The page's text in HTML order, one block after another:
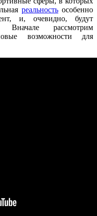
реальность особенно
и, очевидно, будут
Вначале рассмотрим
возможности для